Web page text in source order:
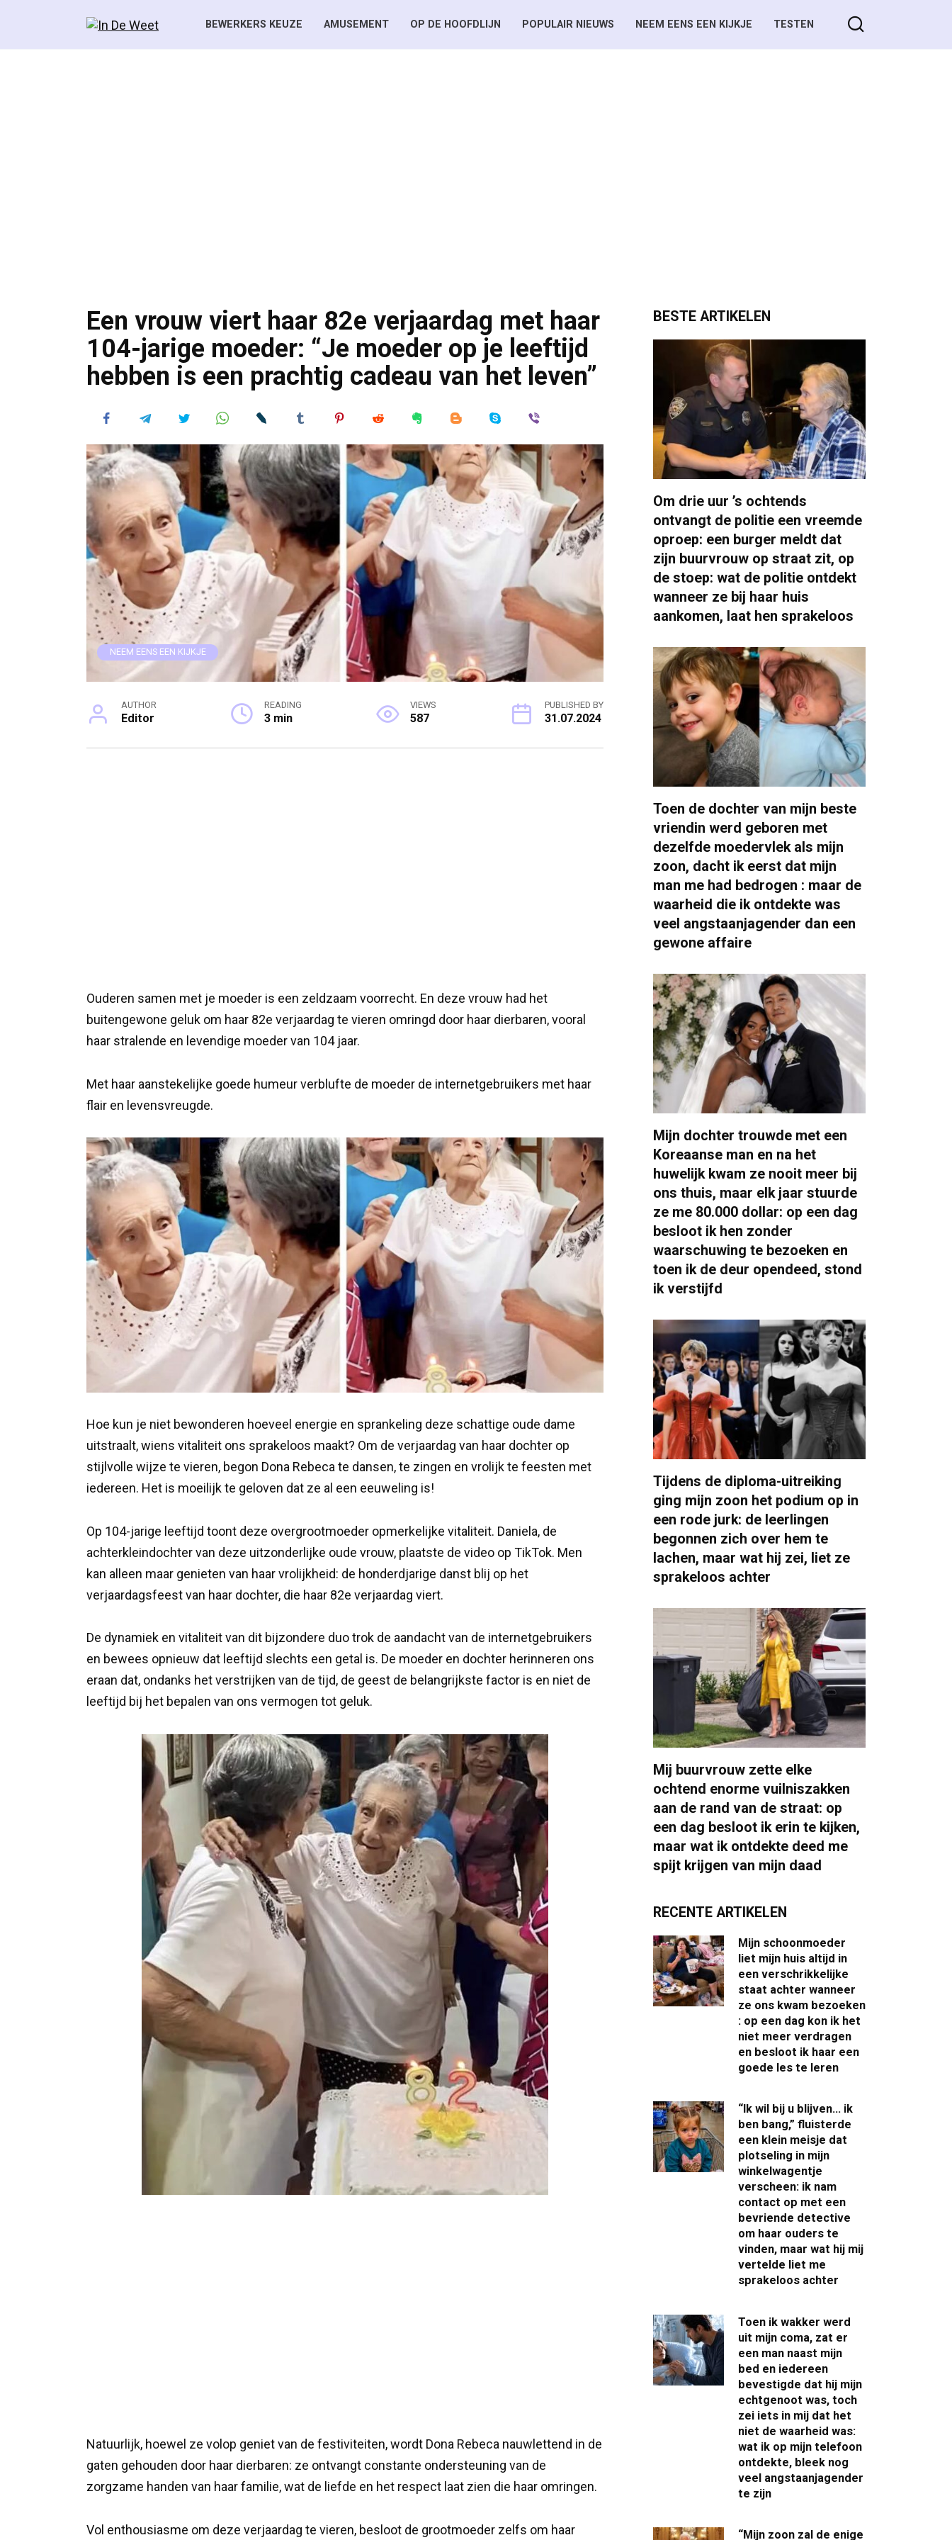
BEWERKERS KEUZE AMUSEMENT OP DE HOOFDLIJN POPULAIR NIEUWS NEEM EENS EEN KIJKJE TESTEN
Een vrouw viert haar 82e verjaardag met haar
104-jarige moeder: “Je moeder op je leeftijd
hebben is een prachtig cadeau van het leven”
NEEM EENS EEN KIJKJE
AUTHOR
Editor
READING
3 min
VIEWS
587
PUBLISHED BY
31.07.2024
Ouderen samen met je moeder is een zeldzaam voorrecht. En deze vrouw had het
buitengewone geluk om haar 82e verjaardag te vieren omringd door haar dierbaren, vooral
haar stralende en levendige moeder van 104 jaar.
Met haar aanstekelijke goede humeur verblufte de moeder de internetgebruikers met haar
flair en levensvreugde.
Hoe kun je niet bewonderen hoeveel energie en sprankeling deze schattige oude dame
uitstraalt, wiens vitaliteit ons sprakeloos maakt? Om de verjaardag van haar dochter op
stijlvolle wijze te vieren, begon Dona Rebeca te dansen, te zingen en vrolijk te feesten met
iedereen. Het is moeilijk te geloven dat ze al een eeuweling is!
Op 104-jarige leeftijd toont deze overgrootmoeder opmerkelijke vitaliteit. Daniela, de
achterkleindochter van deze uitzonderlijke oude vrouw, plaatste de video op TikTok. Men
kan alleen maar genieten van haar vrolijkheid: de honderdjarige danst blij op het
verjaardagsfeest van haar dochter, die haar 82e verjaardag viert.
De dynamiek en vitaliteit van dit bijzondere duo trok de aandacht van de internetgebruikers
en bewees opnieuw dat leeftijd slechts een getal is. De moeder en dochter herinneren ons
eraan dat, ondanks het verstrijken van de tijd, de geest de belangrijkste factor is en niet de
leeftijd bij het bepalen van ons vermogen tot geluk.
Natuurlijk, hoewel ze volop geniet van de festiviteiten, wordt Dona Rebeca nauwlettend in de
gaten gehouden door haar dierbaren: ze ontvangt constante ondersteuning van de
zorgzame handen van haar familie, wat de liefde en het respect laat zien die haar omringen.
Vol enthousiasme om deze verjaardag te vieren, besloot de grootmoeder zelfs om haar
BESTE ARTIKELEN
Om drie uur ’s ochtends
ontvangt de politie een vreemde
oproep: een burger meldt dat
zijn buurvrouw op straat zit, op
de stoep: wat de politie ontdekt
wanneer ze bij haar huis
aankomen, laat hen sprakeloos
Toen de dochter van mijn beste
vriendin werd geboren met
dezelfde moedervlek als mijn
zoon, dacht ik eerst dat mijn
man me had bedrogen : maar de
waarheid die ik ontdekte was
veel angstaanjagender dan een
gewone affaire
Mijn dochter trouwde met een
Koreaanse man en na het
huwelijk kwam ze nooit meer bij
ons thuis, maar elk jaar stuurde
ze me 80.000 dollar: op een dag
besloot ik hen zonder
waarschuwing te bezoeken en
toen ik de deur opendeed, stond
ik verstijfd
Tijdens de diploma-uitreiking
ging mijn zoon het podium op in
een rode jurk: de leerlingen
begonnen zich over hem te
lachen, maar wat hij zei, liet ze
sprakeloos achter
Mij buurvrouw zette elke
ochtend enorme vuilniszakken
aan de rand van de straat: op
een dag besloot ik erin te kijken,
maar wat ik ontdekte deed me
spijt krijgen van mijn daad
RECENTE ARTIKELEN
Mijn schoonmoeder
liet mijn huis altijd in
een verschrikkelijke
staat achter wanneer
ze ons kwam bezoeken
: op een dag kon ik het
niet meer verdragen
en besloot ik haar een
goede les te leren
“Ik wil bij u blijven… ik
ben bang,” fluisterde
een klein meisje dat
plotseling in mijn
winkelwagentje
verscheen: ik nam
contact op met een
bevriende detective
om haar ouders te
vinden, maar wat hij mij
vertelde liet me
sprakeloos achter
Toen ik wakker werd
uit mijn coma, zat er
een man naast mijn
bed en iedereen
bevestigde dat hij mijn
echtgenoot was, toch
zei iets in mij dat het
niet de waarheid was:
wat ik op mijn telefoon
ontdekte, bleek nog
veel angstaanjagender
te zijn
“Mijn zoon zal de enige